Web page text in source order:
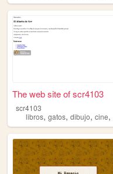
The web site of scr4103
scr4103
libros, gatos, dibujo, cine,